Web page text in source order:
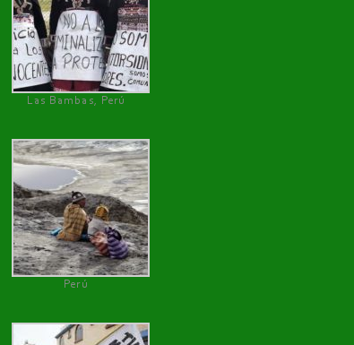
Las Bambas, Perú
Perú